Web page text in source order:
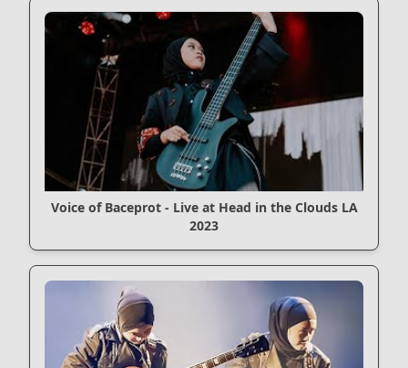
Voice of Baceprot - Live at Head in the Clouds LA
2023